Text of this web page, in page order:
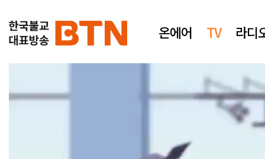
온에어 TV 라디